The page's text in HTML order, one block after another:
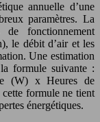
annuelle d’une
paramètres. La
fonctionnement
le débit d’air et les
Une estimation
formule suivante :
(W) x Heures de
formule ne tient
énergétiques.